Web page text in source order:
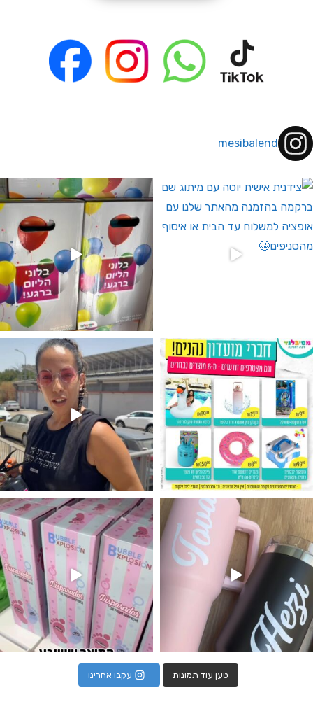
mesibalend
לחברי מועדון ומצטרפים חדשים🤍
מין העובר רק במסיבלנד !! קיים
מטף לגילוי מין העובר חזר למלא
טען עוד תמונות עקבו אחרינו